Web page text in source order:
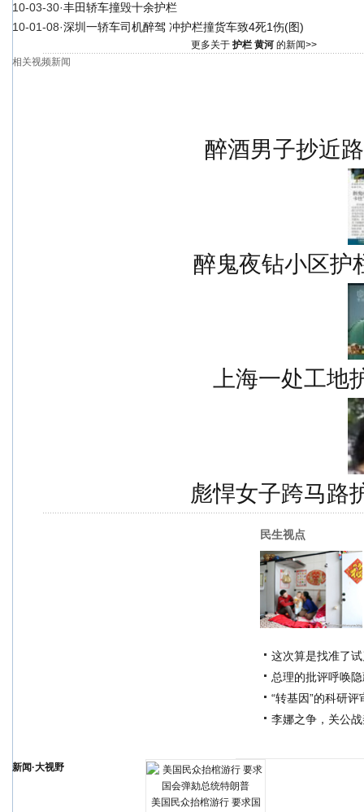
10-03-30·丰田轿车撞毁十余护栏
10-01-08·深圳一轿车司机醉驾 冲护栏撞货车致4死1伤(图)
更多关于 护栏 黄河的新闻>>
相关视频新闻
醉酒男子抄近
醉鬼夜钻小区护
上海一处工
彪悍女子跨马路
民生视点
这次算是找准了
总理的批评呼唤
“转基因”的科研评
李娜之争，关公
新闻·大视野
美国民众抬棺游行 要求国